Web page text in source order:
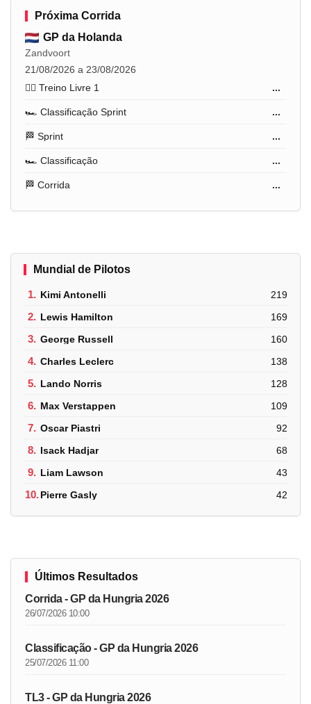
Próxima Corrida
GP da Holanda
Zandvoort
21/08/2026 a 23/08/2026
🏋️‍♂️ Treino Livre 1
...
🏎️ Classificação Sprint ...
🏁 Sprint ...
🏎️ Classificação ...
🏁 Corrida ...
Mundial de Pilotos
1. Kimi Antonelli 219
2. Lewis Hamilton 169
3. George Russell 160
4. Charles Leclerc 138
5. Lando Norris 128
6. Max Verstappen 109
7. Oscar Piastri 92
8. Isack Hadjar 68
9. Liam Lawson 43
10.Pierre Gasly 42
Últimos Resultados
Corrida - GP da Hungria 2026
26/07/2026 10:00
Classificação - GP da Hungria 2026
25/07/2026 11:00
TL3 - GP da Hungria 2026